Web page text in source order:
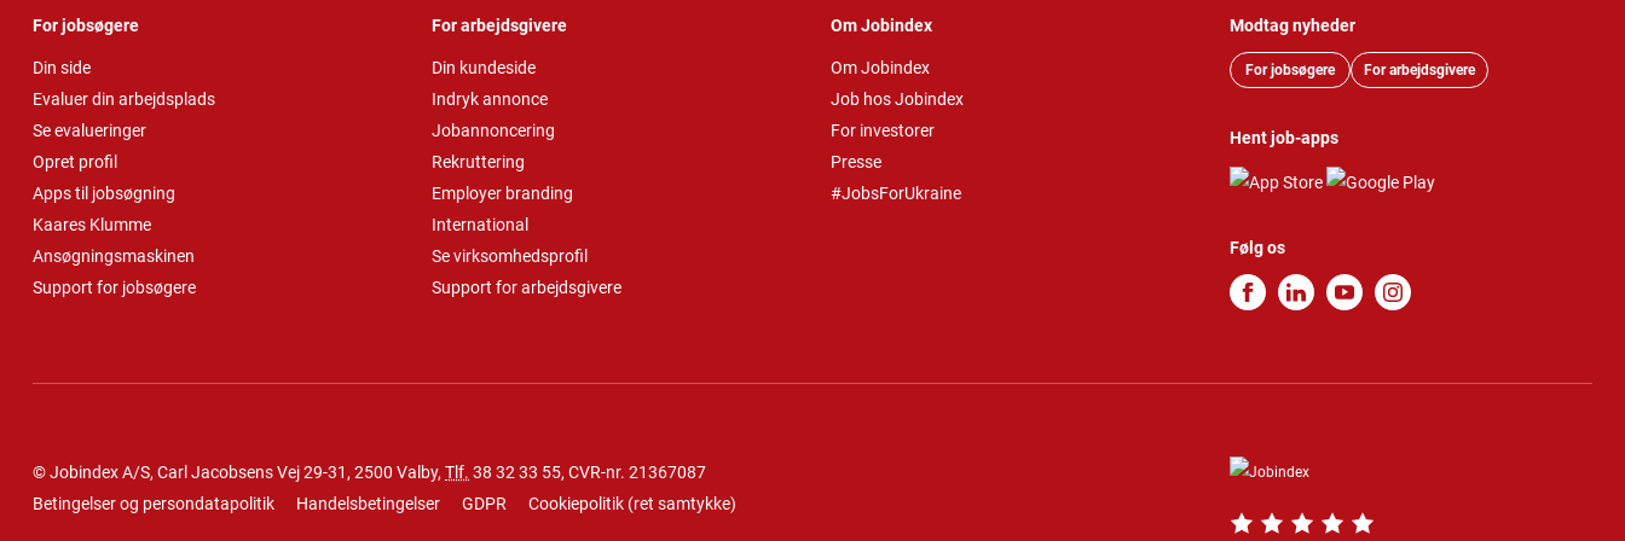
For jobsøgere
Din side
Evaluer din arbejdsplads
Se evalueringer
Opret profil
Apps til jobsøgning
Kaares Klumme
Ansøgningsmaskinen
Support for jobsøgere
For arbejdsgivere
Din kundeside
Indryk annonce
Jobannoncering
Rekruttering
Employer branding
International
Se virksomhedsprofil
Support for arbejdsgivere
Om Jobindex
Om Jobindex
Job hos Jobindex
For investorer
Presse
#JobsForUkraine
Modtag nyheder
For jobsøgere For arbejdsgivere
Hent job-apps
Følg os
© Jobindex A/S, Carl Jacobsens Vej 29-31, 2500 Valby, Tlf. 38 32 33 55, CVR-nr. 21367087
Betingelser og persondatapolitik
Handelsbetingelser GDPR Cookiepolitik (ret samtykke)